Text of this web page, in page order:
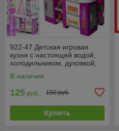
922-47 Детская игровая
кухня с настоящей водой,
холодильником, духовкой,
см
В наличии
125 руб. 150 руб.
Купить